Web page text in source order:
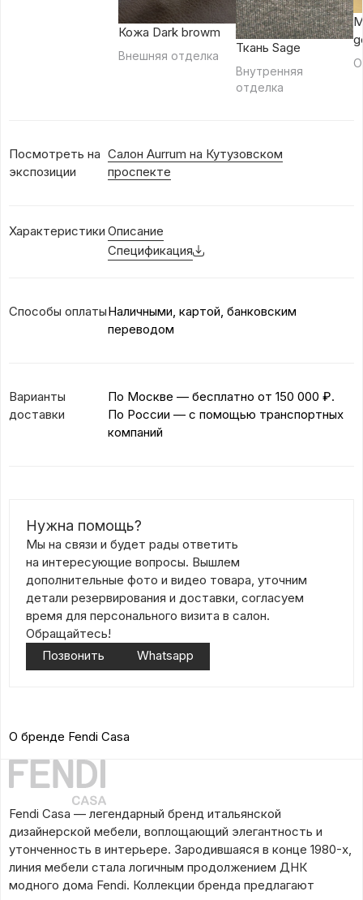
Кожа Dark browm
Внешняя отделка
Ткань Sage
Внутренняя
отделка
Посмотреть на
экспозиции
Салон Aurrum на Кутузовском
проспекте
Характеристики Описание
Спецификация
Способы оплатыНаличными, картой, банковским
переводом
Варианты
доставки
По Москве — бесплатно от 150 000 ₽.
По России — с помощью транспортных
компаний
Нужна помощь?
Мы на связи и будет рады ответить
на интересующие вопросы. Вышлем
дополнительные фото и видео товара, уточним
детали резервирования и доставки, согласуем
время для персонального визита в салон.
Обращайтесь!
Позвонить
Whatsapp
О бренде Fendi Casa
Fendi Casa — легендарный бренд итальянской
дизайнерской мебели, воплощающий элегантность и
утонченность в интерьере. Зародившаяся в конце 1980-х,
линия мебели стала логичным продолжением ДНК
модного дома Fendi. Коллекции бренда предлагают